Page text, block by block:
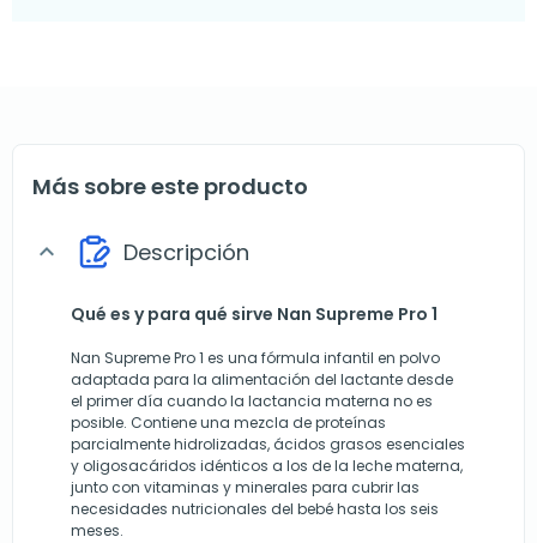
Más sobre este producto
expand_more Descripción
Qué es y para qué sirve Nan Supreme Pro 1
Nan Supreme Pro 1 es una fórmula infantil en polvo
adaptada para la alimentación del lactante desde
el primer día cuando la lactancia materna no es
posible. Contiene una mezcla de proteínas
parcialmente hidrolizadas, ácidos grasos esenciales
y oligosacáridos idénticos a los de la leche materna,
junto con vitaminas y minerales para cubrir las
necesidades nutricionales del bebé hasta los seis
meses.